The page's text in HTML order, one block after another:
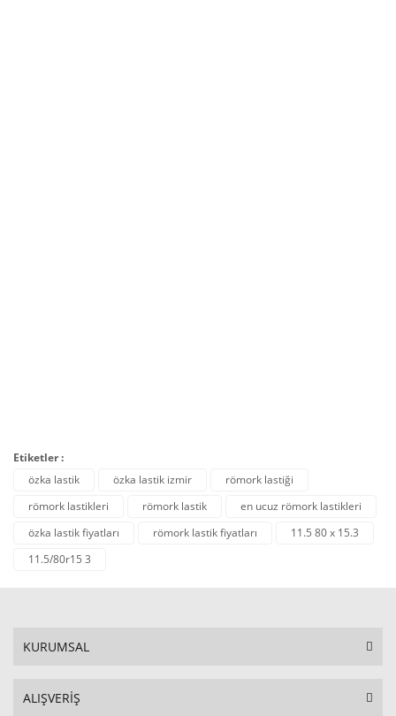
Etiketler :
özka lastik
özka lastik izmir
römork lastiği
römork lastikleri
römork lastik
en ucuz römork lastikleri
özka lastik fiyatları
römork lastik fiyatları
11.5 80 x 15.3
11.5/80r15 3
KURUMSAL
ALIŞVERİŞ